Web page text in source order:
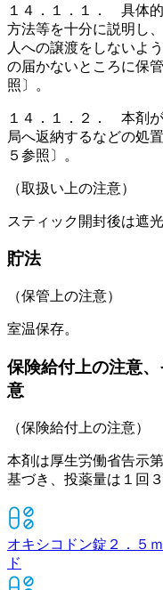
１４．１．１． 具体
方法等を十分に説明し
人への譲渡をしないよ
の届かないところに保
照〕。
１４．１．２． 本剤
局へ返納するなどの処
５参照〕。
（取扱い上の注意）
スティック開封後は遮
貯法
（保管上の注意）
室温保存。
保険給付上の注意
意
（保険給付上の注意）
本剤は厚生労働省告示
基づき、投薬量は１回
オキシコドン錠２．５
ド